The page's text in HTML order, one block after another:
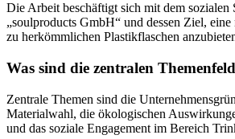
Die Arbeit beschäftigt sich mit dem sozialen
„soulproducts GmbH“ und dessen Ziel,
zu herkömmlichen Plastikflaschen
Was sind die zentralen
Zentrale Themen sind die
Materialwahl, die ökologischen
und das soziale Engagement im Bereich